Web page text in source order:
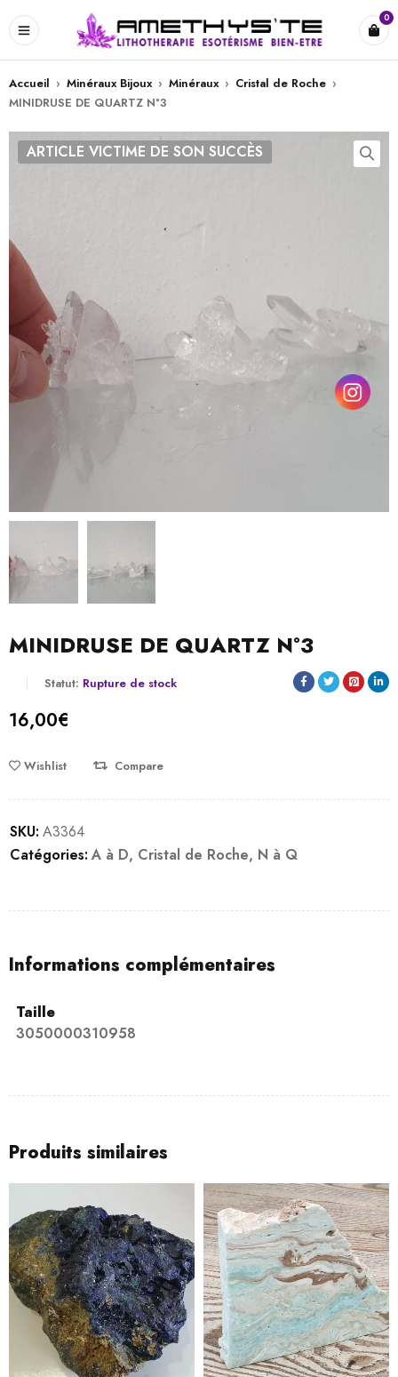
0
Accueil › Minéraux Bijoux › Minéraux › Cristal de Roche ›
MINIDRUSE DE QUARTZ N°3
ARTICLE VICTIME DE SON SUCCÈS
MINIDRUSE DE QUARTZ N°3
Statut: Rupture de stock
16,00€
Wishlist Compare
SKU: A3364
Catégories: A à D, Cristal de Roche, N à Q
Informations complémentaires
Taille
3050000310958
Produits similaires